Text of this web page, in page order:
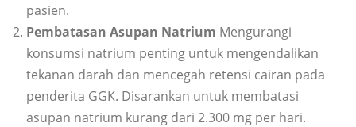
pasien.
Pembatasan Asupan Natrium Mengurangi
konsumsi natrium penting untuk mengendalikan
tekanan darah dan mencegah retensi cairan pada
penderita GGK. Disarankan untuk membatasi
asupan natrium kurang dari 2.300 mg per hari.